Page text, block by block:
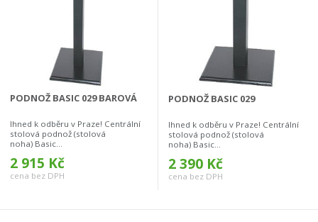
PODNOŽ BASIC 029 BAROVÁ
Ihned k odběru v Praze! Centrální
stolová podnož (stolová
noha) Basic...
2 915 Kč
cena bez DPH
PODNOŽ BASIC 029
Ihned k odběru v Praze! Centrální
stolová podnož (stolová
noha) Basic...
2 390 Kč
cena bez DPH